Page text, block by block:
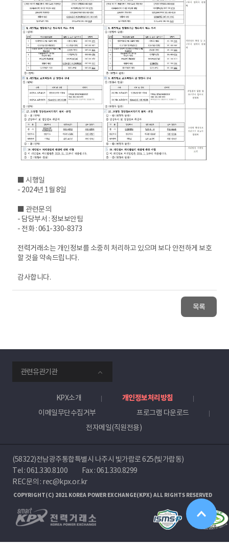
■ 시행일
- 2024년 1월 8일
■ 관련문의
- 담당부서 : 정보보안팀
- 전화 : 061-330-8373
전력거래소는 개인정보를 소중히 처리하고 있으며 보다 안전하게 보호
할 것을 약속드립니다.
감사합니다.
목록
관련유관기관
KPX소개
개인정보처리방침
이메일무단수집거부
프로그램 다운로드
전자메일(직원전용)
(58322)전남광주통합특별시 나주시 빛가람로 625(빛가람동)
Tel :061.330.8100
Fax : 061.330.8299
REC문의 : rec@kpx.or.kr
COPYRIGHT(C) 2021 KOREA POWER EXCHANGE(KPX) ALL RIGHTS RESERVED